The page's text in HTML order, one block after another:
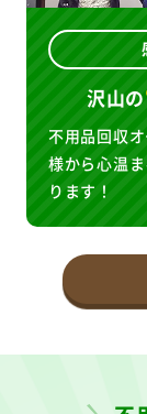
沢山の
不用品回収
様から心温
ります！